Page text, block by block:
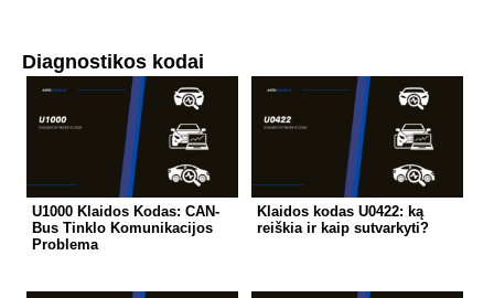
Diagnostikos kodai
U1000 Klaidos Kodas: CAN-
Bus Tinklo Komunikacijos
Problema
Klaidos kodas U0422: ką
reiškia ir kaip sutvarkyti?